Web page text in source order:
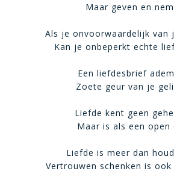
Maar geven en
Als je onvoorwaardelijk van
Kan je onbeperkt echte
Een liefdesbrief
Zoete geur van je
Liefde kent geen
Maar is als een open
Liefde is meer dan
Vertrouwen schenken is